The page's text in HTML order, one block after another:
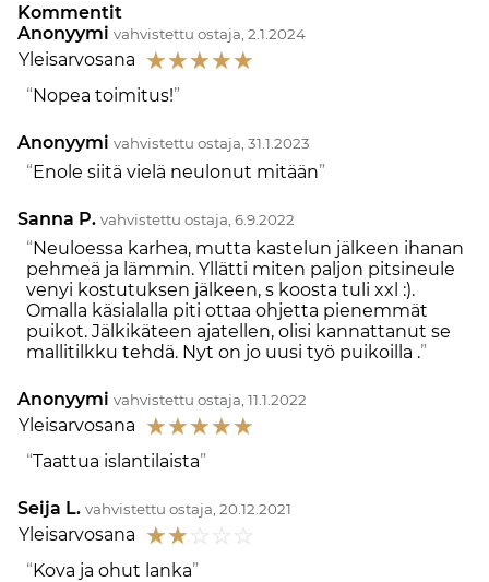
Kommentit
Anonyymi vahvistettu ostaja, 2.1.2024
Yleisarvosana ☆☆☆☆☆
Nopea toimitus!
Anonyymi vahvistettu ostaja, 31.1.2023
Enole siitä vielä neulonut mitään
Sanna P. vahvistettu ostaja, 6.9.2022
Neuloessa karhea, mutta kastelun jälkeen ihanan
pehmeä ja lämmin. Yllätti miten paljon pitsineule
venyi kostutuksen jälkeen, s koosta tuli xxl :).
Omalla käsialalla piti ottaa ohjetta pienemmät
puikot. Jälkikäteen ajatellen, olisi kannattanut se
mallitilkku tehdä. Nyt on jo uusi työ puikoilla .
Anonyymi vahvistettu ostaja, 11.1.2022
Yleisarvosana ☆☆☆☆☆
Taattua islantilaista
Seija L. vahvistettu ostaja, 20.12.2021
Yleisarvosana ☆☆☆ ☆ ☆
Kova ja ohut lanka